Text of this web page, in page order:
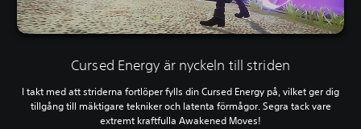
Cursed Energy är nyckeln till striden
I takt med att striderna fortlöper fylls din Cursed Energy på, vilket ger dig
tillgång till mäktigare tekniker och latenta förmågor. Segra tack vare
extremt kraftfulla Awakened Moves!